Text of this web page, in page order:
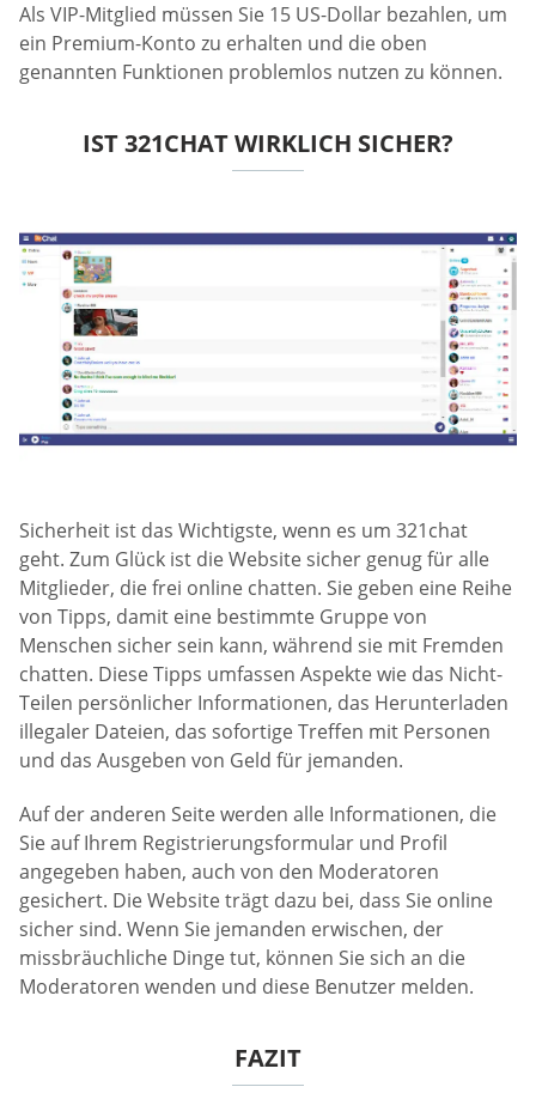
Als VIP-Mitglied müssen Sie 15 US-Dollar bezahlen, um
ein Premium-Konto zu erhalten und die oben
genannten Funktionen problemlos nutzen zu können.
IST 321CHAT WIRKLICH SICHER?
Sicherheit ist das Wichtigste, wenn es um 321chat
geht. Zum Glück ist die Website sicher genug für alle
Mitglieder, die frei online chatten. Sie geben eine Reihe
von Tipps, damit eine bestimmte Gruppe von
Menschen sicher sein kann, während sie mit Fremden
chatten. Diese Tipps umfassen Aspekte wie das Nicht-
Teilen persönlicher Informationen, das Herunterladen
illegaler Dateien, das sofortige Treffen mit Personen
und das Ausgeben von Geld für jemanden.
Auf der anderen Seite werden alle Informationen, die
Sie auf Ihrem Registrierungsformular und Profil
angegeben haben, auch von den Moderatoren
gesichert. Die Website trägt dazu bei, dass Sie online
sicher sind. Wenn Sie jemanden erwischen, der
missbräuchliche Dinge tut, können Sie sich an die
Moderatoren wenden und diese Benutzer melden.
FAZIT